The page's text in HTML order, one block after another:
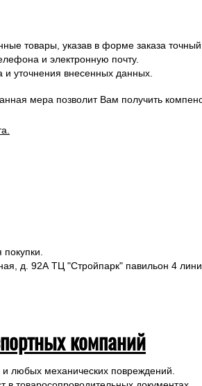
товары, указав в форме заказа точный
и электронную почту.
уточнения внесенных данных.
мера позволит Вам получить
д. 92А ТЦ "Стройпарк" павильон 4
компаний
любых механических повреждений.